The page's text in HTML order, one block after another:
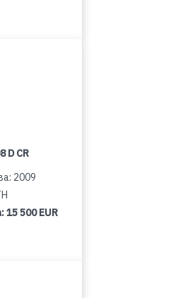
D CR
2009
15 500 EUR